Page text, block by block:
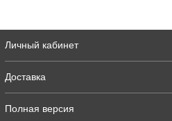
Личный кабинет
Доставка
Полная версия